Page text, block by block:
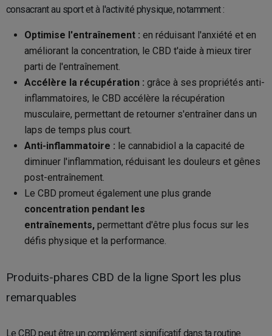
consacrant au sport et à l'activité physique, notamment :
Optimise l'entraînement : en réduisant l'anxiété et en
améliorant la concentration, le CBD t'aide à mieux tirer
parti de l'entraînement.
Accélère la récupération : grâce à ses propriétés anti-
inflammatoires, le CBD accélère la récupération
musculaire, permettant de retourner s'entraîner dans un
laps de temps plus court.
Anti-inflammatoire : le cannabidiol a la capacité de
diminuer l'inflammation, réduisant les douleurs et gênes
post-entraînement.
Le CBD promeut également une plus grande
concentration pendant les
entraînements, permettant d'être plus focus sur les
défis physique et la performance.
Produits-phares CBD de la ligne Sport les plus
remarquables
Le CBD peut être un complément significatif dans ta routine